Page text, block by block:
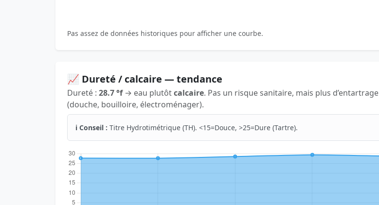
Pas assez de données historiques pour afficher une courbe.
📈 Dureté / calcaire — tendance
Dureté : 28.7 °f→ eau plutôtcalcaire. Pas un risque sanitaire, mais plus d’entartrage
(douche, bouilloire, électroménager).
ℹ️ Conseil : Titre Hydrotimétrique (TH). <15=Douce, >25=Dure (Tartre).